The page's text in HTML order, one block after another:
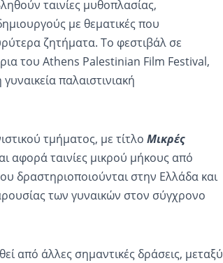
ταινίες μυθοπλασίας,
με θεματικές που
ζητήματα. Το φεστιβάλ σε
του Athens Palestinian Film Festival,
παλαιστινιακή
τμήματος, με τίτλο Μικρές
αφορά ταινίες μικρού μήκους από
δραστηριοποιούνται στην Ελλάδα και
των γυναικών στον σύγχρονο
από άλλες σημαντικές δράσεις, μεταξύ